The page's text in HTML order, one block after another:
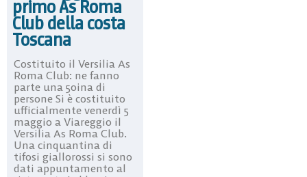
primo As Roma
Club della costa
Toscana
Costituito il Versilia As
Roma Club: ne fanno
parte una 50ina di
persone Si è costituito
ufficialmente venerdì 5
maggio a Viareggio il
Versilia As Roma Club.
Una cinquantina di
tifosi giallorossi si sono
dati appuntamento al